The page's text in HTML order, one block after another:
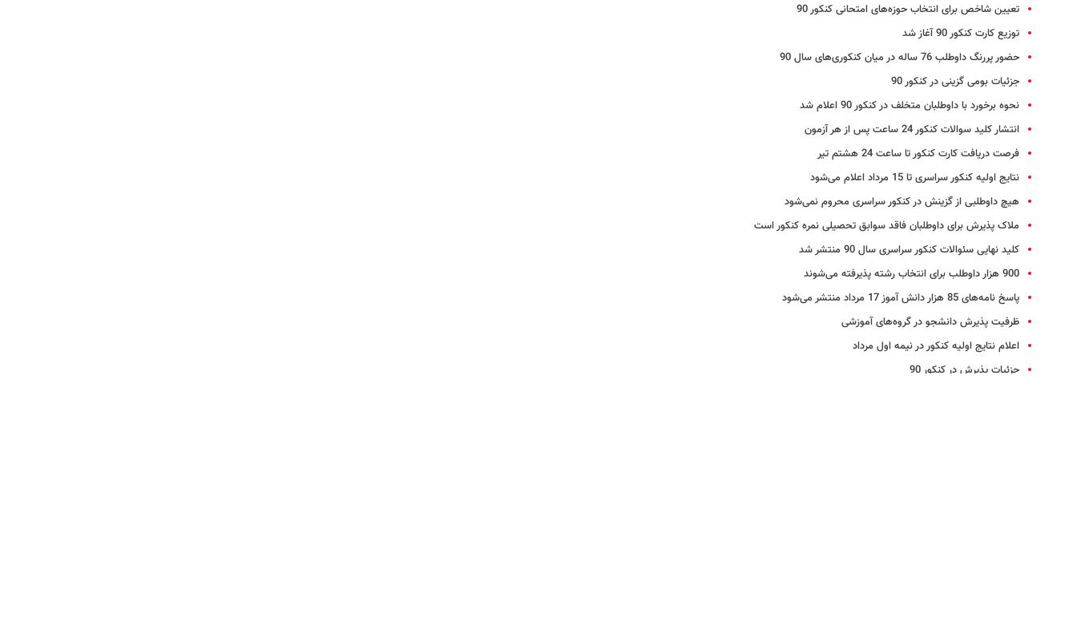
تعیین شاخص برای انتخاب حوزه‌های امتحانی کنکور 90
توزیع کارت کنکور 90 آغاز شد
حضور پررنگ داوطلب 76 ساله در میان کنکوری‌های سال 90
جزئیات بومی گزینی در کنکور 90
نحوه برخورد با داوطلبان متخلف در کنکور 90 اعلام شد
انتشار کلید سوالات کنکور 24 ساعت پس از هر آزمون
فرصت دریافت کارت کنکور تا ساعت 24 هشتم تیر
نتایج اولیه کنکور سراسری تا 15 مرداد اعلام می‌شود
هیچ داوطلبی از گزینش در کنکور سراسری محروم نمی‌شود
ملاک پذیرش برای داوطلبان فاقد سوابق تحصیلی نمره کنکور است
کلید نهایی سئوالات کنکور سراسری سال 90 منتشر شد
900 هزار داوطلب برای انتخاب رشته پذیرفته می‌شوند
پاسخ‌ نامه‌های 85 هزار دانش آموز 17 مرداد منتشر می‌شود
ظرفیت پذیرش دانشجو در گروه‌های آموزشی
اعلام نتایج اولیه کنکور در نیمه اول مرداد
جزئیات پذیرش در کنکور 90